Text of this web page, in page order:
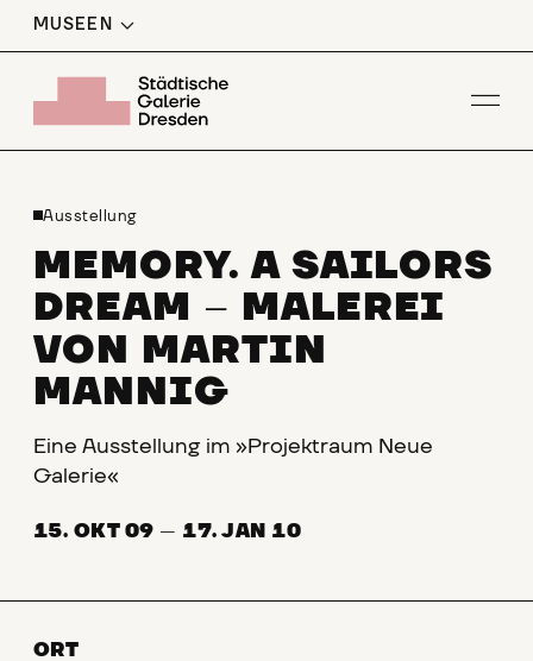
MUSEEN
Ausstellung
MEMORY. A SAILORS
DREAM
–
MALEREI
VON MARTIN
MANNIG
Eine Ausstellung im »Projektraum Neue
Galerie«
15. OKT 09 — 17. JAN 10
ORT